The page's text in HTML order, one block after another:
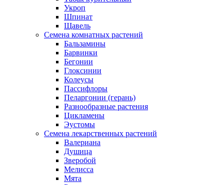
Укроп
Шпинат
Щавель
Семена комнатных растений
Бальзамины
Барвинки
Бегонии
Глоксинии
Колеусы
Пассифлоры
Пеларгонии (герань)
Разнообразные растения
Цикламены
Эустомы
Семена лекарственных растений
Валериана
Душица
Зверобой
Мелисса
Мята